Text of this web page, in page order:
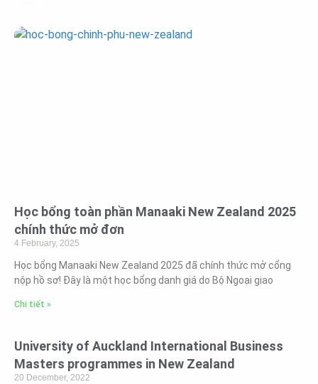
Học bổng toàn phần Manaaki New Zealand 2025
chính thức mở đơn
4 February, 2025
Học bổng Manaaki New Zealand 2025 đã chính thức mở cổng
nộp hồ sơ! Đây là một học bổng danh giá do Bộ Ngoại giao
Chi tiết »
University of Auckland International Business
Masters programmes in New Zealand
20 December, 2022